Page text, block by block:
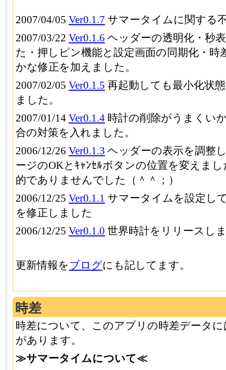
2007/04/05 Ver0.1.7 サマータイムに関する
2007/03/22 Ver0.1.6 ヘッダーの透明化・秒
た・押しピン機能と設定画面の同期化・時
かな修正を加えました。
2007/02/05 Ver0.1.5 再起動しても最小化状
ました。
2007/01/14 Ver0.1.4 時計の削除がうまくい
合の対策を入れました。
2006/12/26 Ver0.1.3 ヘッダーの表示を調整
ージのOKとｷｬﾝｾﾙボタンの位置を変えま
的でありませんでした（＾＾；）
2006/12/25 Ver0.1.1 サマータイムを設定し
を修正しました
2006/12/25 Ver0.1.0 世界時計をリリースし
更新情報を ブログにも記してます。
時差
時差について、このアプリの時差データ
があります。
≫サマータイムについて≪